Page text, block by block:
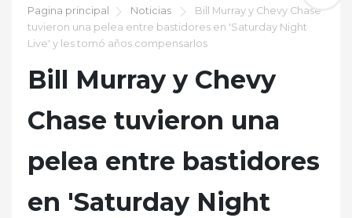
Pagina principal Noticias
Bill Murray y Chevy Chase
tuvieron una pelea entre bastidores en 'Saturday Night
Live' y les tomó años compensarlos
Bill Murray y Chevy
Chase tuvieron una
pelea entre bastidores
en 'Saturday Night